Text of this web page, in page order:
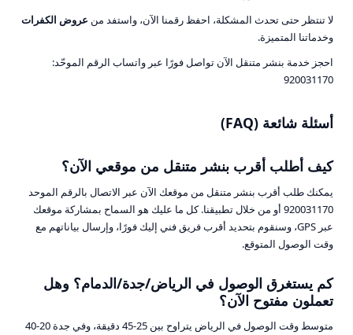
لا تنتظر حتى تحدث المشكلة، احفظ رقمنا الآن، واستفد من عروض الكفرات
وخدماتنا المتميزة.
احجز خدمة بنشر متنقل الآن تواصل فورًا عبر واتساب الرقم الموحّد:
920031170
أسئلة شائعة (FAQ)
كيف أطلب أقرب بنشر متنقل من موقعي الآن؟
يمكنك طلب أقرب بنشر متنقل من موقعك الآن عبر الاتصال بالرقم الموحد
920031170 أو من خلال تطبيقنا. كل ما عليك هو السماح بمشاركة موقعك
عبر GPS، وسنقوم بتحديد أقرب فريق فني إليك فورًا، وإرسال بياناتهم مع
وقت الوصول المتوقع.
كم يستغرق الوصول في الرياض/جدة/الدمام؟ وهل
تعملون مفتوح الآن؟
متوسط وقت الوصول في الرياض يتراوح بين 25-45 دقيقة، وفي جدة 20-40